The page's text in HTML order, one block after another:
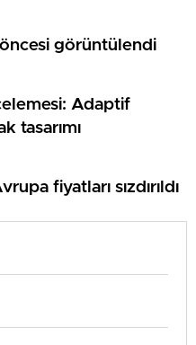
öncesi görüntülendi
Adaptif
tasarımı
fiyatları sızdırıldı